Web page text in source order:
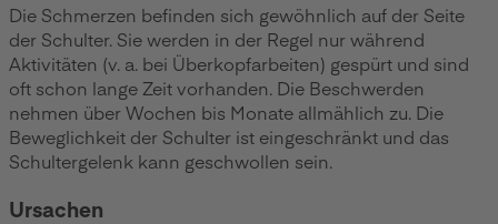
Die Schmerzen befinden sich gewöhnlich auf der Seite
der Schulter. Sie werden in der Regel nur während
Aktivitäten (v. a. bei Überkopfarbeiten) gespürt und sind
oft schon lange Zeit vorhanden. Die Beschwerden
nehmen über Wochen bis Monate allmählich zu. Die
Beweglichkeit der Schulter ist eingeschränkt und das
Schultergelenk kann geschwollen sein.
Ursachen